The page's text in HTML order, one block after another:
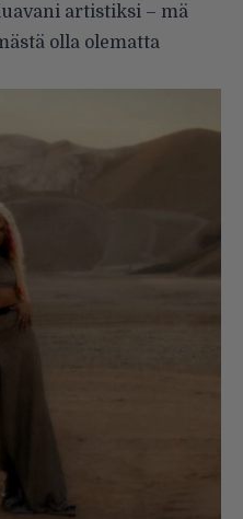
artistiksi – mä
olla olematta